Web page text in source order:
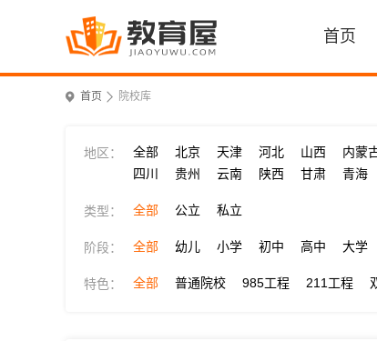
首页
首页 院校库
地区： 全部 北京 天津 河北 山西 内蒙
四川
贵州 云南 陕西 甘肃 青海
类型： 全部 公立 私立
阶段： 全部 幼儿 小学 初中 高中 大学
特色： 全部 普通院校 985工程 211工程